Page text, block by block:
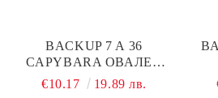
BACKUP 7 A 36
CAPYBARA ОВАЛЕН
НЕСЕСЕР
€10.17 19.89 лв.